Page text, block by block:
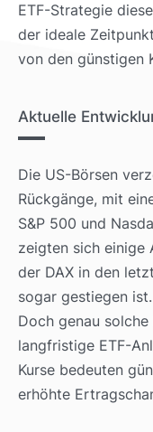
ETF-Strategie
der ideale
von den günstigen
Aktuelle
Die US-Börsen
Rückgänge, mit
S&P 500 und
zeigten sich einige
der DAX in den
sogar gestiegen ist.
Doch genau
langfristige ETF-
Kurse bedeuten
erhöhte